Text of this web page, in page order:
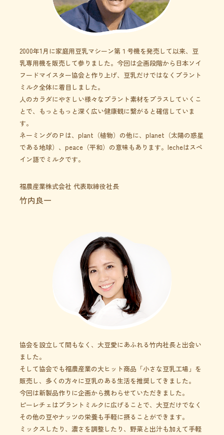
2000年1月に家庭用豆乳マシーン第１号機を発売して以来、豆
乳専用機を販売して参りました。今回は企画段階から日本ソイ
フードマイスター協会と作り上げ、豆乳だけではなくプラント
ミルク全体に着目しました。
人のカラダにやさしい様々なプラント素材をプラスしていくこ
とで、もっともっと深く広い健康観に繋がると確信していま
す。
ネーミングのＰは、plant（植物）の他に、planet（太陽の惑星
である地球）、peace（平和）の意味もあります。lecheはスペ
イン語でミルクです。
福農産業株式会社 代表取締役社長
竹内良一
協会を設立して間もなく、大豆愛にあふれる竹内社長と出会い
ました。
そして協会でも福農産業の大ヒット商品「小さな豆乳工場」を
販売し、多くの方々に豆乳のある生活を推奨してきました。
今回は新製品作りに企画から携わらせていただきました。
ピーレチェはプラントミルクに広げることで、大豆だけでなく
その他の豆やナッツの栄養も手軽に摂ることができます。
ミックスしたり、濃さを調整したり、野菜と出汁も加えて手軽